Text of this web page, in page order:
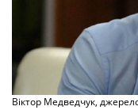
Віктор Медведчук,